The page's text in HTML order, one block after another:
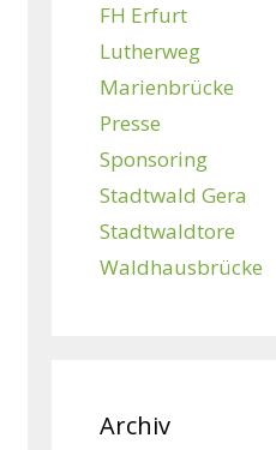
FH Erfurt
Lutherweg
Marienbrücke
Presse
Sponsoring
Stadtwald Gera
Stadtwaldtore
Waldhausbrücke
Archiv